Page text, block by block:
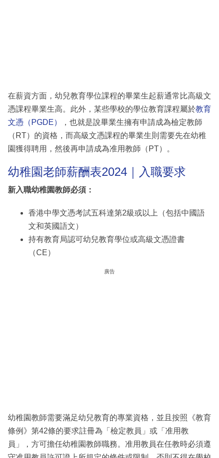
在薪資方面，幼兒教育學位課程的畢業生起薪通常比高級文
憑課程畢業生高。此外，某些學校的學位教育課程屬於教育
文憑（PGDE）
，也就是說畢業生擁有申請成為檢定教師
（RT）的資格，而高級文憑課程的畢業生則需要先在幼稚
園獲得聘用，然後再申請成為准用教師（PT）。
幼稚園老師薪酬表2024｜入職要求
新入職幼稚園教師必須：
香港中學文憑考試五科達第2級或以上（包括中國語
文和英國語文）
持有教育局認可幼兒教育學位或高級文憑證書
（CE）
廣告
幼稚園教師需要滿足幼兒教育的專業資格，並且按照《教育
條例》第42條的要求註冊為「檢定教員」或「准用教
員」，方可擔任幼稚園教師職務。准用教員在任教時必須遵